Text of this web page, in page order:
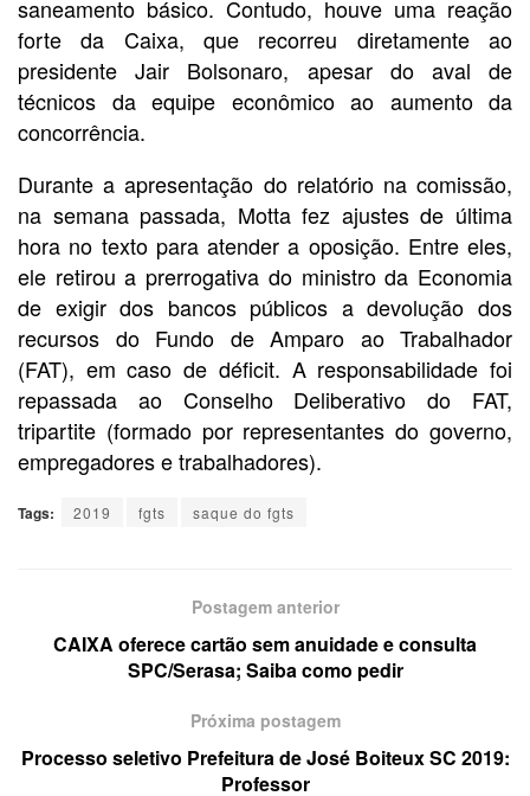
saneamento básico. Contudo, houve uma reação
forte da Caixa, que recorreu diretamente ao
presidente Jair Bolsonaro, apesar do aval de
técnicos da equipe econômico ao aumento da
concorrência.
Durante a apresentação do relatório na comissão,
na semana passada, Motta fez ajustes de última
hora no texto para atender a oposição. Entre eles,
ele retirou a prerrogativa do ministro da Economia
de exigir dos bancos públicos a devolução dos
recursos do Fundo de Amparo ao Trabalhador
(FAT), em caso de déficit. A responsabilidade foi
repassada ao Conselho Deliberativo do FAT,
tripartite (formado por representantes do governo,
empregadores e trabalhadores).
Tags: 2019 fgts saque do fgts
Postagem anterior
CAIXA oferece cartão sem anuidade e consulta
SPC/Serasa; Saiba como pedir
Próxima postagem
Processo seletivo Prefeitura de José Boiteux SC 2019:
Professor